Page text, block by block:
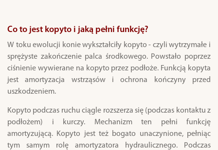
Co to jest kopyto i jaką pełni funkcję?
W toku ewolucji konie wykształciły kopyto - czyli wytrzymałe i
sprężyste zakończenie palca środkowego. Powstało poprzez
ciśnienie wywierane na kopyto przez podłoże. Funkcją kopyta
jest amortyzacja wstrząsów i ochrona kończyny przed
uszkodzeniem.
Kopyto podczas ruchu ciągle rozszerza się (podczas kontaktu z
podłożem) i kurczy. Mechanizm ten pełni funkcję
amortyzującą. Kopyto jest też bogato unaczynione, pełniąc
tym samym rolę amortyzatora hydraulicznego. Podczas